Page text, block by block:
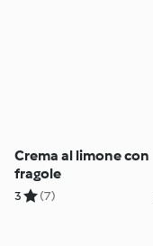
Crema al limone con
fragole
3 (7)